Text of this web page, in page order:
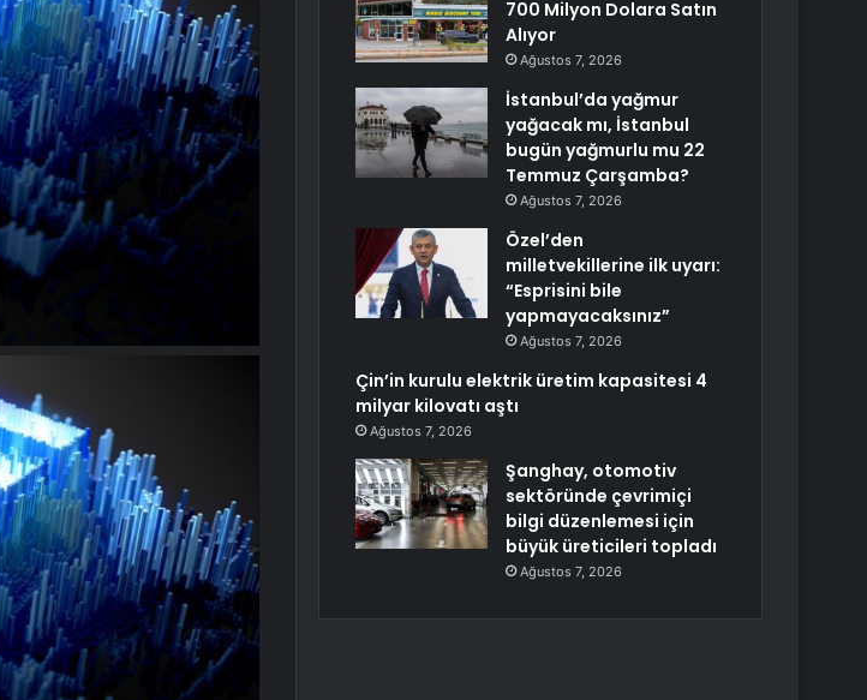
700 Milyon Dolara Satın
Alıyor
Ağustos 7, 2026
İstanbul’da yağmur
yağacak mı, İstanbul
bugün yağmurlu mu 22
Temmuz Çarşamba?
Ağustos 7, 2026
Özel’den
milletvekillerine ilk uyarı:
“Esprisini bile
yapmayacaksınız”
Ağustos 7, 2026
Çin’in kurulu elektrik üretim kapasitesi 4
milyar kilovatı aştı
Ağustos 7, 2026
Şanghay, otomotiv
sektöründe çevrimiçi
bilgi düzenlemesi için
büyük üreticileri topladı
Ağustos 7, 2026